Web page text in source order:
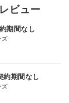
ビュー
期間なし
ズ
約期間なし
ズ